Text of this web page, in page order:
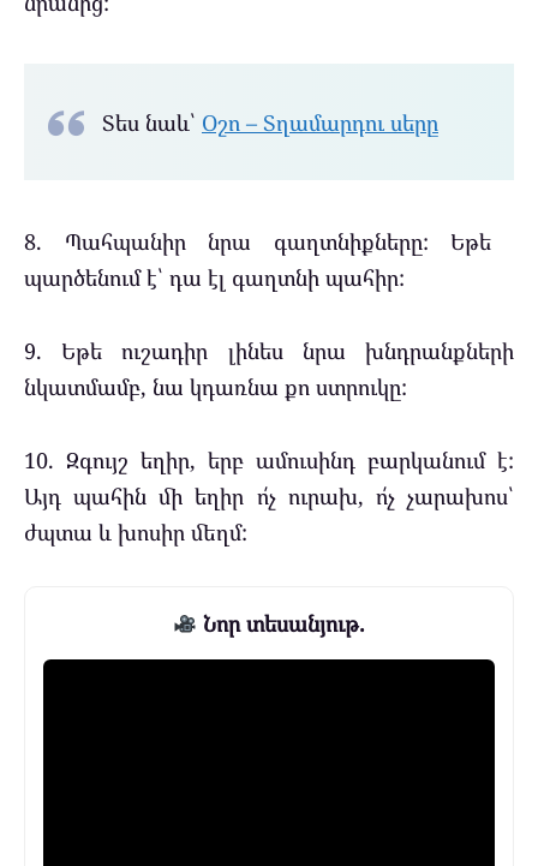
Տես նաև՝ Օշո – Տղամարդու սերը
8. Պահպանիր նրա գաղտնիքները: Եթե ​​
պարծենում է՝ դա էլ գաղտնի պահիր:
9. Եթե ուշադիր լինես նրա խնդրանքների
նկատմամբ, նա կդառնա քո ստրուկը:
10. Զգույշ եղիր, երբ ամուսինդ բարկանում է:
Այդ պահին մի եղիր ո՛չ ուրախ, ո՛չ չարախոս՝
ժպտա և խոսիր մեղմ:
Նոր տեսանյութ.